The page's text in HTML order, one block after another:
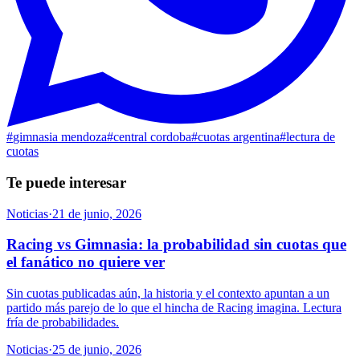
#gimnasia mendoza#central cordoba#cuotas argentina#lectura de
cuotas
Te puede interesar
Noticias·21 de junio, 2026
Racing vs Gimnasia: la probabilidad sin cuotas que
el fanático no quiere ver
Sin cuotas publicadas aún, la historia y el contexto apuntan a un
partido más parejo de lo que el hincha de Racing imagina. Lectura
fría de probabilidades.
Noticias·25 de junio, 2026